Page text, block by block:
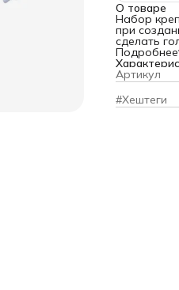
О товаре
Набор
при
сделать
помощью
двигаться,
будет
из фибры
Подробнее
Артикул
#Хештеги